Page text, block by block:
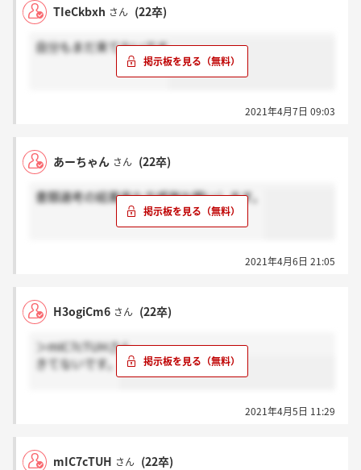
TIeCkbxh さん (22卒)
自分もまだ来てないです
2021年4月7日 09:03
あーちゃん さん (22卒)
書類選考の結果来た方感謝お願いします。
2021年4月6日 21:05
H3ogiCm6 さん (22卒)
＞mIC7cTUHさん
きてないです。
2021年4月5日 11:29
mIC7cTUH さん (22卒)